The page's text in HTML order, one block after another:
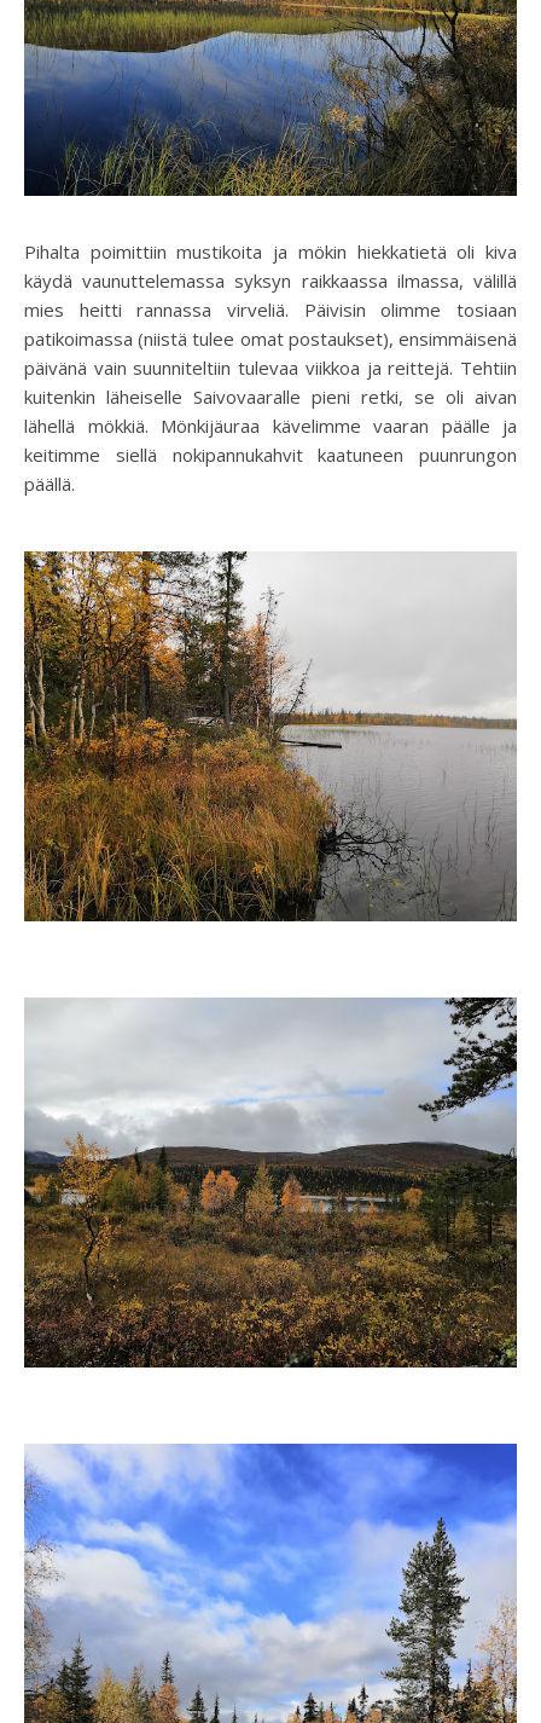
Pihalta poimittiin mustikoita ja mökin hiekkatietä oli kiva
käydä vaunuttelemassa syksyn raikkaassa ilmassa, välillä
mies heitti rannassa virveliä. Päivisin olimme tosiaan
patikoimassa (niistä tulee omat postaukset), ensimmäisenä
päivänä vain suunniteltiin tulevaa viikkoa ja reittejä. Tehtiin
kuitenkin läheiselle Saivovaaralle pieni retki, se oli aivan
lähellä mökkiä. Mönkijäuraa kävelimme vaaran päälle ja
keitimme siellä nokipannukahvit kaatuneen puunrungon
päällä.